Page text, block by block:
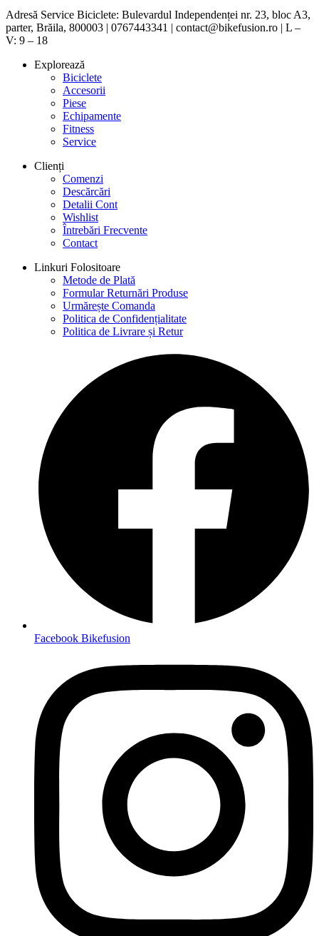
Adresă Service Biciclete: Bulevardul Independenței nr. 23, bloc A3,
parter, Brăila, 800003 | 0767443341 | contact@bikefusion.ro | L –
V: 9 – 18
Explorează
Biciclete
Accesorii
Piese
Echipamente
Fitness
Service
Clienți
Comenzi
Descărcări
Detalii Cont
Wishlist
Întrebări Frecvente
Contact
Linkuri Folositoare
Metode de Plată
Formular Returnări Produse
Urmărește Comanda
Politica de Confidențialitate
Politica de Livrare și Retur
Facebook Bikefusion